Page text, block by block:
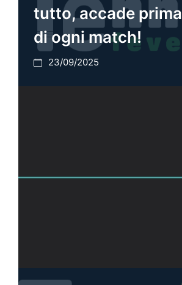
tutto, accade prima
di ogni match!
23/09/2025